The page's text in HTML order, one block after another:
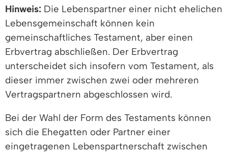
Hinweis: Die Lebenspartner einer nicht ehelichen
Lebensgemeinschaft können kein
gemeinschaftliches Testament, aber einen
Erbvertrag abschließen. Der Erbvertrag
unterscheidet sich insofern vom Testament, als
dieser immer zwischen zwei oder mehreren
Vertragspartnern abgeschlossen wird.
Bei der Wahl der Form des Testaments können
sich die Ehegatten oder Partner einer
eingetragenen Lebenspartnerschaft zwischen